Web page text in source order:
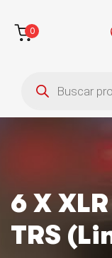
enlaces
contenido
0
productos
6 X
TRS